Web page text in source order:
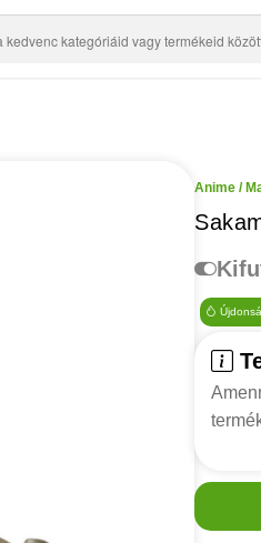
Anime /